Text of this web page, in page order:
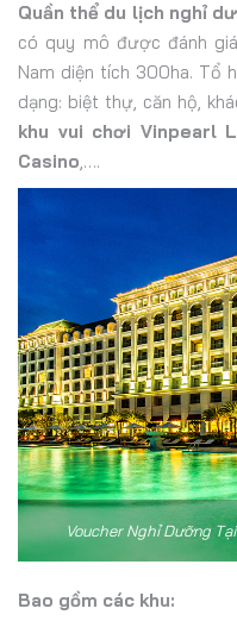
Quần thể du lịch nghỉ
có quy mô được đánh
Nam diện tích 300ha. Tổ
dạng: biệt thự, căn hộ,
khu vui chơi Vinpearl
Casino,….
Voucher Nghỉ Dưỡng
Bao gồm các khu: